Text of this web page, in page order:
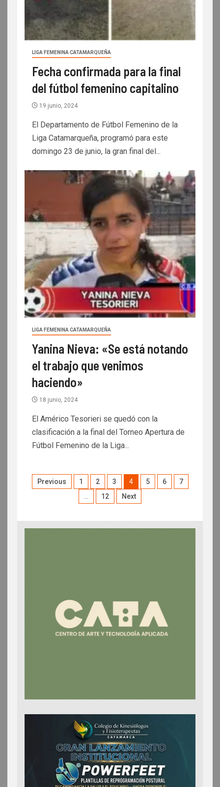
LIGA FEMENINA CATAMARQUEÑA
Fecha confirmada para la final
del fútbol femenino capitalino
19 junio, 2024
El Departamento de Fútbol Femenino de la
Liga Catamarqueña, programó para este
domingo 23 de junio, la gran final del...
LIGA FEMENINA CATAMARQUEÑA
Yanina Nieva: «Se está notando
el trabajo que venimos
haciendo»
18 junio, 2024
El Américo Tesorieri se quedó con la
clasificación a la final del Torneo Apertura de
Fútbol Femenino de la Liga...
Previous 1 2 3 4 5 6
7
12 Next